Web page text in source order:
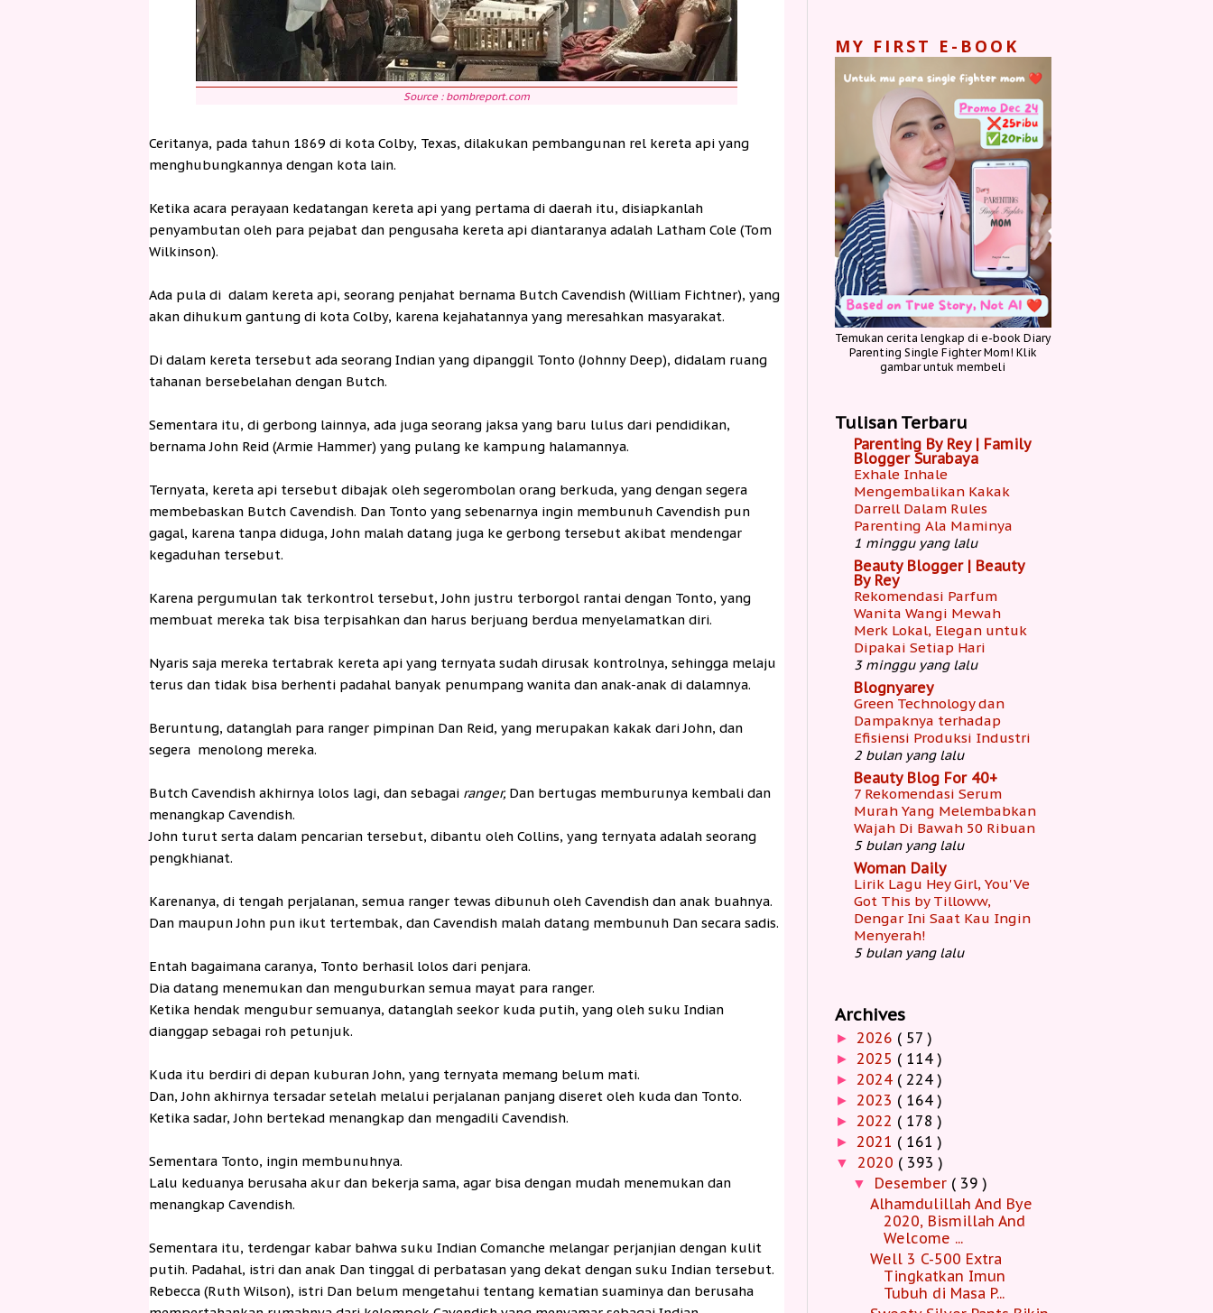
Source : bombreport.com
Ceritanya, pada tahun 1869 di kota Colby, Texas, dilakukan pembangunan rel kereta api yang
menghubungkannya dengan kota lain.
Ketika acara perayaan kedatangan kereta api yang pertama di daerah itu, disiapkanlah
penyambutan oleh para pejabat dan pengusaha kereta api diantaranya adalah Latham Cole (Tom
Wilkinson).
Ada pula di dalam kereta api, seorang penjahat bernama Butch Cavendish (William Fichtner), yang
akan dihukum gantung di kota Colby, karena kejahatannya yang meresahkan masyarakat.
Di dalam kereta tersebut ada seorang Indian yang dipanggil Tonto (Johnny Deep), didalam ruang
tahanan bersebelahan dengan Butch.
Sementara itu, di gerbong lainnya, ada juga seorang jaksa yang baru lulus dari pendidikan,
bernama John Reid (Armie Hammer) yang pulang ke kampung halamannya.
Ternyata, kereta api tersebut dibajak oleh segerombolan orang berkuda, yang dengan segera
membebaskan Butch Cavendish. Dan Tonto yang sebenarnya ingin membunuh Cavendish pun
gagal, karena tanpa diduga, John malah datang juga ke gerbong tersebut akibat mendengar
kegaduhan tersebut.
Karena pergumulan tak terkontrol tersebut, John justru terborgol rantai dengan Tonto, yang
membuat mereka tak bisa terpisahkan dan harus berjuang berdua menyelamatkan diri.
Nyaris saja mereka tertabrak kereta api yang ternyata sudah dirusak kontrolnya, sehingga melaju
terus dan tidak bisa berhenti padahal banyak penumpang wanita dan anak-anak di dalamnya.
Beruntung, datanglah para ranger pimpinan Dan Reid, yang merupakan kakak dari John, dan
segera menolong mereka.
Butch Cavendish akhirnya lolos lagi, dan sebagai ranger, Dan bertugas memburunya kembali dan
menangkap Cavendish.
John turut serta dalam pencarian tersebut, dibantu oleh Collins, yang ternyata adalah seorang
pengkhianat.
Karenanya, di tengah perjalanan, semua ranger tewas dibunuh oleh Cavendish dan anak buahnya.
Dan maupun John pun ikut tertembak, dan Cavendish malah datang membunuh Dan secara sadis.
Entah bagaimana caranya, Tonto berhasil lolos dari penjara.
Dia datang menemukan dan menguburkan semua mayat para ranger.
Ketika hendak mengubur semuanya, datanglah seekor kuda putih, yang oleh suku Indian
dianggap sebagai roh petunjuk.
Kuda itu berdiri di depan kuburan John, yang ternyata memang belum mati.
Dan, John akhirnya tersadar setelah melalui perjalanan panjang diseret oleh kuda dan Tonto.
Ketika sadar, John bertekad menangkap dan mengadili Cavendish.
Sementara Tonto, ingin membunuhnya.
Lalu keduanya berusaha akur dan bekerja sama, agar bisa dengan mudah menemukan dan
menangkap Cavendish.
Sementara itu, terdengar kabar bahwa suku Indian Comanche melangar perjanjian dengan kulit
putih. Padahal, istri dan anak Dan tinggal di perbatasan yang dekat dengan suku Indian tersebut.
Rebecca (Ruth Wilson), istri Dan belum mengetahui tentang kematian suaminya dan berusaha
MY FIRST E-BOOK
Temukan cerita lengkap di e-book Diary
Parenting Single Fighter Mom! Klik
gambar untuk membeli
Tulisan Terbaru
Parenting By Rey | Family
Blogger Surabaya
Exhale Inhale
Mengembalikan Kakak
Darrell Dalam Rules
Parenting Ala Maminya
1 minggu yang lalu
Beauty Blogger | Beauty
By Rey
Rekomendasi Parfum
Wanita Wangi Mewah
Merk Lokal, Elegan untuk
Dipakai Setiap Hari
3 minggu yang lalu
Blognyarey
Green Technology dan
Dampaknya terhadap
Efisiensi Produksi Industri
2 bulan yang lalu
Beauty Blog For 40+
7 Rekomendasi Serum
Murah Yang Melembabkan
Wajah Di Bawah 50 Ribuan
5 bulan yang lalu
Woman Daily
Lirik Lagu Hey Girl, You'Ve
Got This by Tilloww,
Dengar Ini Saat Kau Ingin
Menyerah!
5 bulan yang lalu
Archives
► 2026 ( 57 )
► 2025 ( 114 )
► 2024 ( 224 )
► 2023 ( 164 )
► 2022 ( 178 )
► 2021 ( 161 )
▼ 2020 ( 393 )
▼ Desember ( 39 )
Alhamdulillah And Bye
2020, Bismillah And
Welcome ...
Well 3 C-500 Extra
Tingkatkan Imun
Tubuh di Masa P...